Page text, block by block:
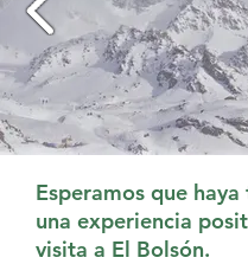
Esperamos que
una experiencia
visita a El Bolsón.